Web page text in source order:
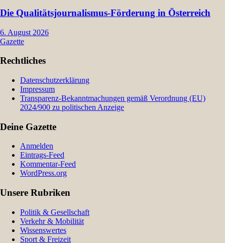
Die Qualitätsjournalismus-Förderung in Österreich
6. August 2026
Gazette
Rechtliches
Datenschutzerklärung
Impressum
Transparenz-Bekanntmachungen gemäß Verordnung (EU)
2024/900 zu politischen Anzeige
Deine Gazette
Anmelden
Eintrags-Feed
Kommentar-Feed
WordPress.org
Unsere Rubriken
Politik & Gesellschaft
Verkehr & Mobilität
Wissenswertes
Sport & Freizeit